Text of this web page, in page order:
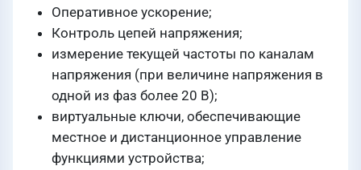
Оперативное ускорение;
Контроль цепей напряжения;
измерение текущей частоты по каналам
напряжения (при величине напряжения в
одной из фаз более 20 В);
виртуальные ключи, обеспечивающие
местное и дистанционное управление
функциями устройства;